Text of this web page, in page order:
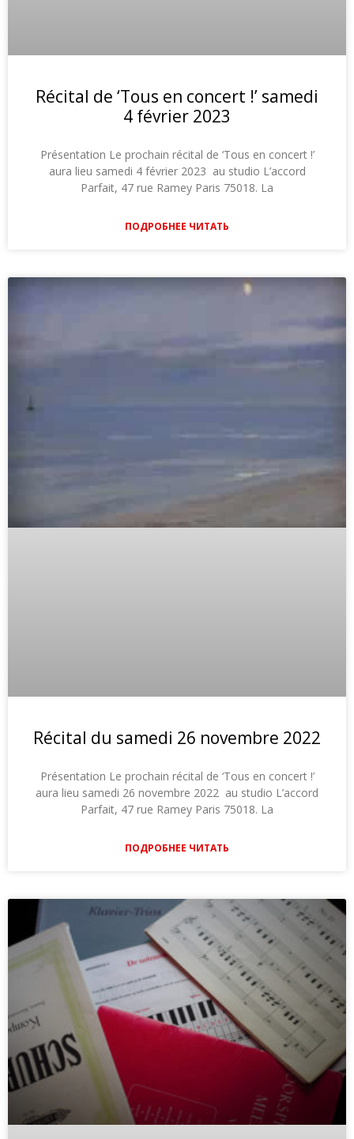
Récital de ‘Tous en concert !’ samedi
4 février 2023
Présentation Le prochain récital de ‘Tous en concert !’
aura lieu samedi 4 février 2023 au studio L’accord
Parfait, 47 rue Ramey Paris 75018. La
ПОДРОБНЕЕ ЧИТАТЬ
Récital du samedi 26 novembre 2022
Présentation Le prochain récital de ‘Tous en concert !’
aura lieu samedi 26 novembre 2022 au studio L’accord
Parfait, 47 rue Ramey Paris 75018. La
ПОДРОБНЕЕ ЧИТАТЬ